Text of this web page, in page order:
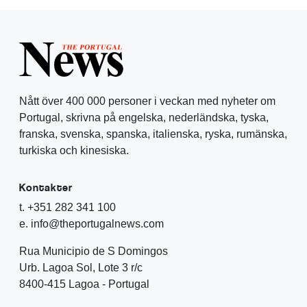
Nått över 400 000 personer i veckan med nyheter om
Portugal, skrivna på engelska, nederländska, tyska,
franska, svenska, spanska, italienska, ryska, rumänska,
turkiska och kinesiska.
Kontakter
t. +351 282 341 100
e. info@theportugalnews.com
Rua Municipio de S Domingos
Urb. Lagoa Sol, Lote 3 r/c
8400-415 Lagoa - Portugal